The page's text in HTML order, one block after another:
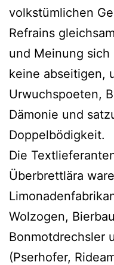
volkstümlichen
Refrains
und Meinung sich
keine abseitigen,
Urwuchspoeten,
Dämonie und
Doppelbödigkeit.
Die
Überbrettlära
Wolzogen,
Bonmotdrechsler
(Pserhofer,